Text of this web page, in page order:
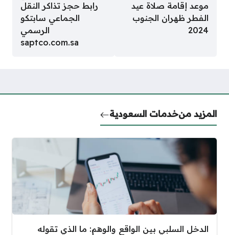
موعد إقامة صلاة عيد
الفطر ظهران الجنوب
2024
رابط حجز تذاكر النقل
الجماعي سابتكو
الرسمي
saptco.com.sa
المزيد منخدمات السعودية
الدخل السلبي بين الواقع والوهم: ما الذي تقوله